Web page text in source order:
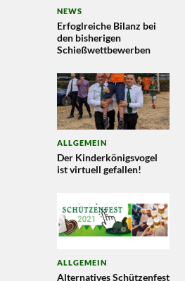
NEWS
Erfoglreiche Bilanz bei
den bisherigen
Schießwettbewerben
ALLGEMEIN
Der Kinderkönigsvogel
ist virtuell gefallen!
ALLGEMEIN
Alternatives Schützenfest